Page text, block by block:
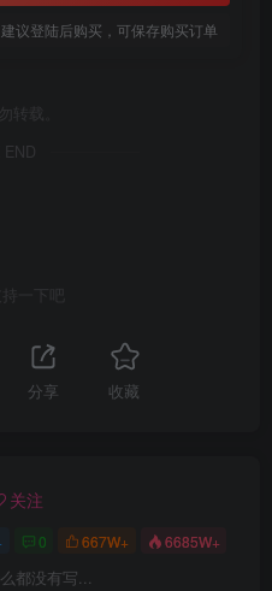
议登陆后购买，可保存购买订单
转载。
END
持一下吧
分享 收藏
关注
0 667W+ 6685W+
都没有写...